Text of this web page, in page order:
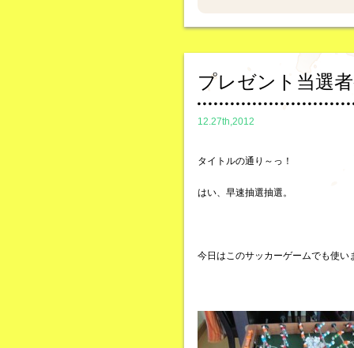
プレゼント当選
12.27th,2012
タイトルの通り～っ！
はい、早速抽選抽選。
今日はこのサッカーゲームでも使い